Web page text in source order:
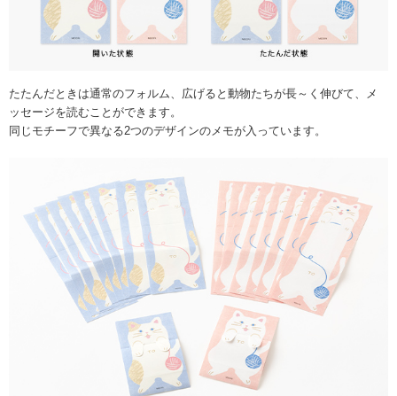
たたんだときは通常のフォルム、広げると動物たちが長～く伸びて、メ
ッセージを読むことができます。
同じモチーフで異なる2つのデザインのメモが入っています。